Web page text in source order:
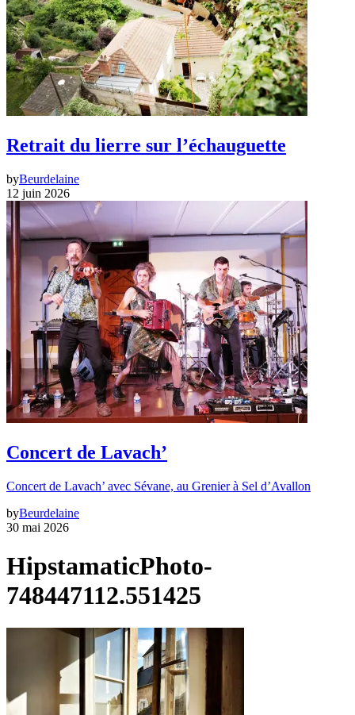
Retrait du lierre sur l’échauguette
byBeurdelaine
12 juin 2026
Concert de Lavach’
Concert de Lavach’ avec Sévane, au Grenier à Sel d’Avallon
byBeurdelaine
30 mai 2026
HipstamaticPhoto-
748447112.551425